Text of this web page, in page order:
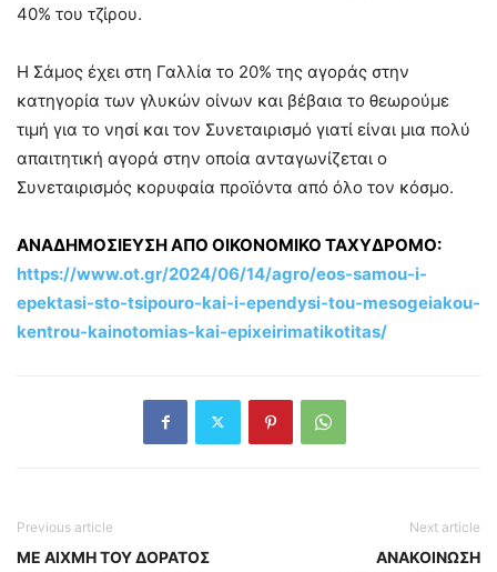
40% του τζίρου.
Η Σάμος έχει στη Γαλλία το 20% της αγοράς στην
κατηγορία των γλυκών οίνων και βέβαια το θεωρούμε
τιμή για το νησί και τον Συνεταιρισμό γιατί είναι μια πολύ
απαιτητική αγορά στην οποία ανταγωνίζεται ο
Συνεταιρισμός κορυφαία προϊόντα από όλο τον κόσμο.
ΑΝΑΔΗΜΟΣΙΕΥΣΗ ΑΠΟ ΟΙΚΟΝΟΜΙΚΟ ΤΑΧΥΔΡΟΜΟ:
https://www.ot.gr/2024/06/14/agro/eos-samou-i-
epektasi-sto-tsipouro-kai-i-ependysi-tou-mesogeiakou-
kentrou-kainotomias-kai-epixeirimatikotitas/
Previous article
ΜΕ ΑΙΧΜΗ ΤΟΥ ΔΟΡΑΤΟΣ
Next article
ΑΝΑΚΟΙΝΩΣΗ